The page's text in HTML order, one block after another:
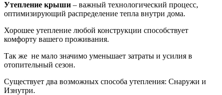
Утепление крыши – важный технологический процесс,
оптимизирующий распределение тепла внутри дома.
Хорошее утепление любой конструкции способствует
комфорту вашего проживания.
Так же не мало значимо уменьшает затраты и усилия в
отопительный сезон.
Существует два возможных способа утепления: Снаружи и
Изнутри.